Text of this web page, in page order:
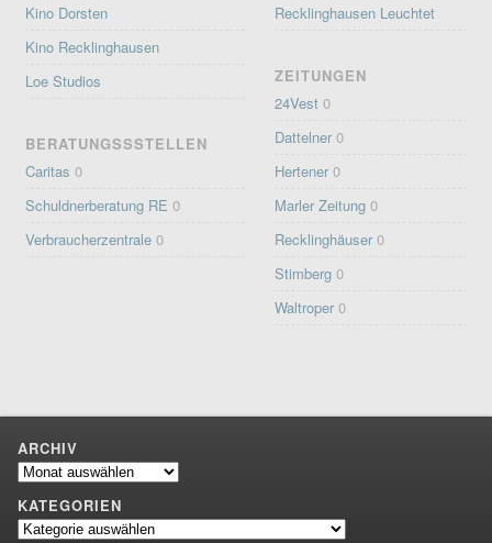
Kino Dorsten
Kino Recklinghausen
Loe Studios
BERATUNGSSSTELLEN
Caritas 0
Schuldnerberatung RE 0
Verbraucherzentrale 0
Recklinghausen Leuchtet
ZEITUNGEN
24Vest 0
Dattelner 0
Hertener 0
Marler Zeitung 0
Recklinghäuser 0
Stimberg 0
Waltroper 0
ARCHIV
Archiv
KATEGORIEN
Kategorien